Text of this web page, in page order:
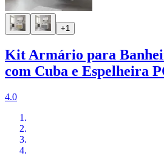
+1
Kit Armário para
com Cuba e Espelheira
4.0